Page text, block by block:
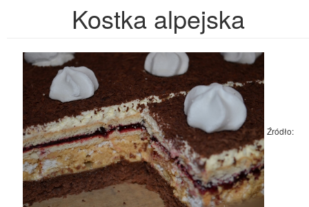
Kostka alpejska
Źródło: